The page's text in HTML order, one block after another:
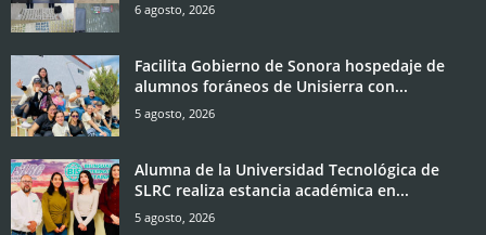
6 agosto, 2026
Facilita Gobierno de Sonora hospedaje de
alumnos foráneos de Unisierra con...
5 agosto, 2026
Alumna de la Universidad Tecnológica de
SLRC realiza estancia académica en...
5 agosto, 2026